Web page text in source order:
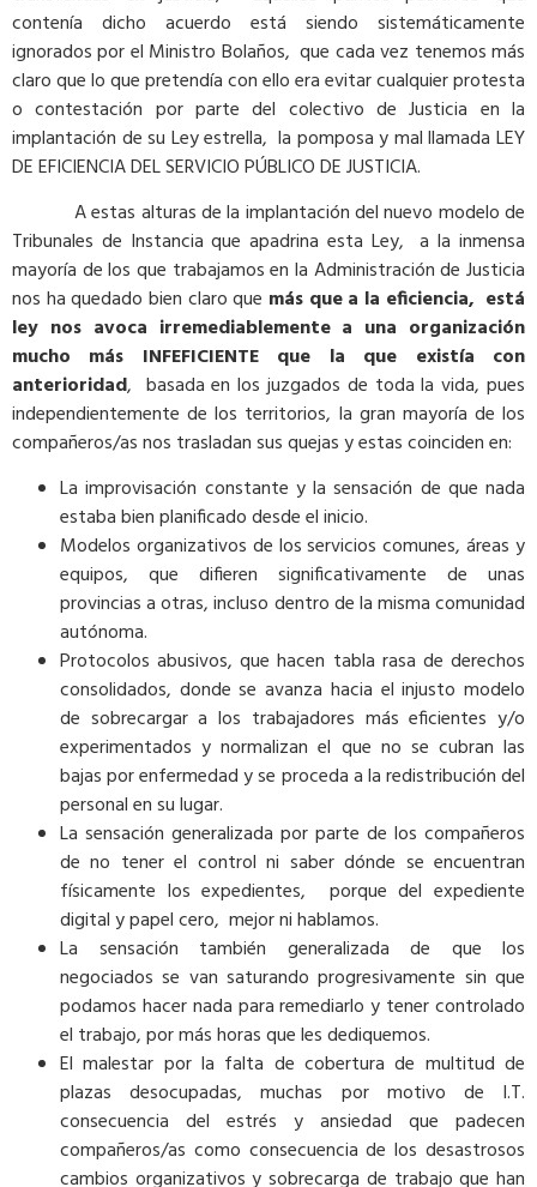
contenía dicho acuerdo está siendo sistemáticamente
ignorados por el Ministro Bolaños, que cada vez tenemos más
claro que lo que pretendía con ello era evitar cualquier protesta
o contestación por parte del colectivo de Justicia en la
implantación de su Ley estrella, la pomposa y mal llamada LEY
DE EFICIENCIA DEL SERVICIO PÚBLICO DE JUSTICIA.
A estas alturas de la implantación del nuevo modelo de
Tribunales de Instancia que apadrina esta Ley, a la inmensa
mayoría de los que trabajamos en la Administración de Justicia
nos ha quedado bien claro que más que a la eficiencia, está
ley nos avoca irremediablemente a una organización
mucho más INFEFICIENTE que la que existía con
anterioridad, basada en los juzgados de toda la vida, pues
independientemente de los territorios, la gran mayoría de los
compañeros/as nos trasladan sus quejas y estas coinciden en:
La improvisación constante y la sensación de que nada
estaba bien planificado desde el inicio.
Modelos organizativos de los servicios comunes, áreas y
equipos, que difieren significativamente de unas
provincias a otras, incluso dentro de la misma comunidad
autónoma.
Protocolos abusivos, que hacen tabla rasa de derechos
consolidados, donde se avanza hacia el injusto modelo
de sobrecargar a los trabajadores más eficientes y/o
experimentados y normalizan el que no se cubran las
bajas por enfermedad y se proceda a la redistribución del
personal en su lugar.
La sensación generalizada por parte de los compañeros
de no tener el control ni saber dónde se encuentran
físicamente los expedientes, porque del expediente
digital y papel cero, mejor ni hablamos.
La sensación también generalizada de que los
negociados se van saturando progresivamente sin que
podamos hacer nada para remediarlo y tener controlado
el trabajo, por más horas que les dediquemos.
El malestar por la falta de cobertura de multitud de
plazas desocupadas, muchas por motivo de I.T.
consecuencia del estrés y ansiedad que padecen
compañeros/as como consecuencia de los desastrosos
cambios organizativos y sobrecarga de trabajo que han